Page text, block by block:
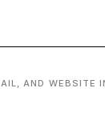
AND WEBSITE